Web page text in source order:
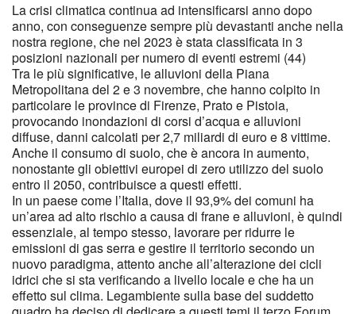
La crisi climatica continua ad intensificarsi anno dopo
anno, con conseguenze sempre più devastanti anche nella
nostra regione, che nel 2023 è stata classificata in 3
posizioni nazionali per numero di eventi estremi (44)
Tra le più significative, le alluvioni della Piana
Metropolitana del 2 e 3 novembre, che hanno colpito in
particolare le province di Firenze, Prato e Pistoia,
provocando inondazioni di corsi d’acqua e alluvioni
diffuse, danni calcolati per 2,7 miliardi di euro e 8 vittime.
Anche il consumo di suolo, che è ancora in aumento,
nonostante gli obiettivi europei di zero utilizzo del suolo
entro il 2050, contribuisce a questi effetti.
In un paese come l’Italia, dove il 93,9% dei comuni ha
un’area ad alto rischio a causa di frane e alluvioni, è quindi
essenziale, al tempo stesso, lavorare per ridurre le
emissioni di gas serra e gestire il territorio secondo un
nuovo paradigma, attento anche all’alterazione dei cicli
idrici che si sta verificando a livello locale e che ha un
effetto sul clima. Legambiente sulla base del suddetto